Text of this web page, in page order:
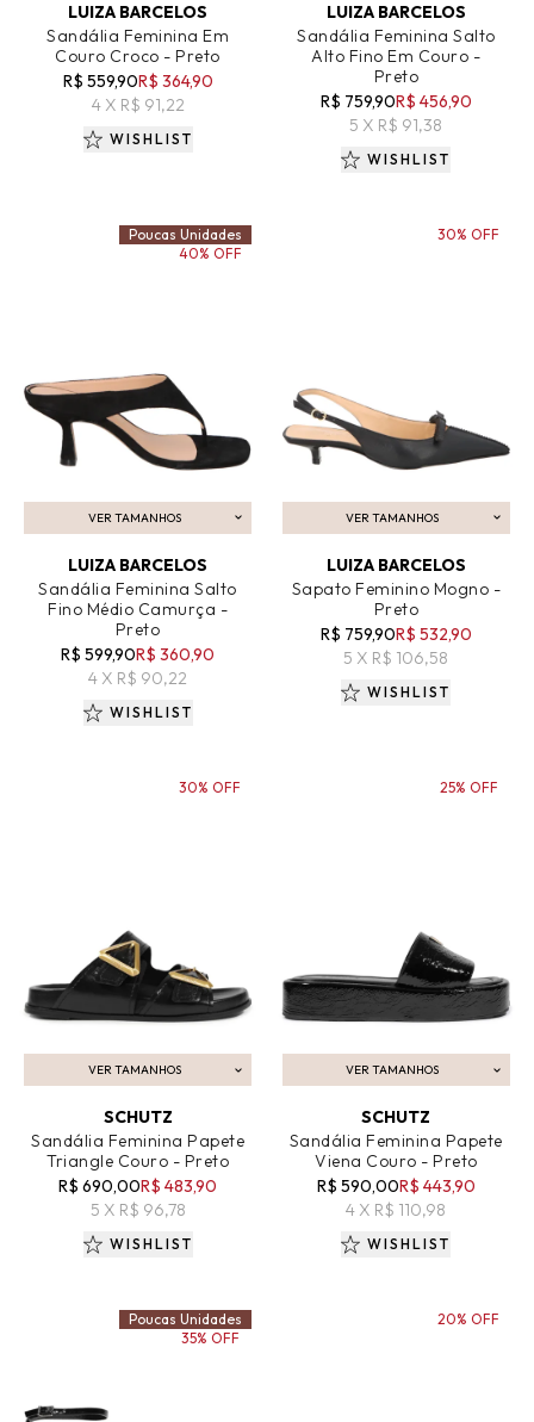
LUIZA BARCELOS
Sandália Feminina Em
Couro Croco - Preto
R$ 559,90R$ 364,90
4 X R$ 91,22
WISHLIST
LUIZA BARCELOS
Sandália Feminina Salto
Alto Fino Em Couro -
Preto
R$ 759,90R$ 456,90
5 X R$ 91,38
WISHLIST
VER TAMANHOS
ADICIONAR AO CARRINHO
LUIZA BARCELOS
Sandália Feminina Salto
Fino Médio Camurça -
Preto
R$ 599,90R$ 360,90
4 X R$ 90,22
Poucas Unidades
40% OFF
WISHLIST
VER TAMANHOS
ADICIONAR AO CARRINHO
LUIZA BARCELOS
Sapato Feminino Mogno -
Preto
R$ 759,90R$ 532,90
5 X R$ 106,58
30% OFF
WISHLIST
VER TAMANHOS
ADICIONAR AO CARRINHO
SCHUTZ
Sandália Feminina Papete
Triangle Couro - Preto
R$ 690,00R$ 483,90
5 X R$ 96,78
30% OFF
WISHLIST
VER TAMANHOS
ADICIONAR AO CARRINHO
SCHUTZ
Sandália Feminina Papete
Viena Couro - Preto
R$ 590,00R$ 443,90
4 X R$ 110,98
25% OFF
WISHLIST
Poucas Unidades
35% OFF
20% OFF